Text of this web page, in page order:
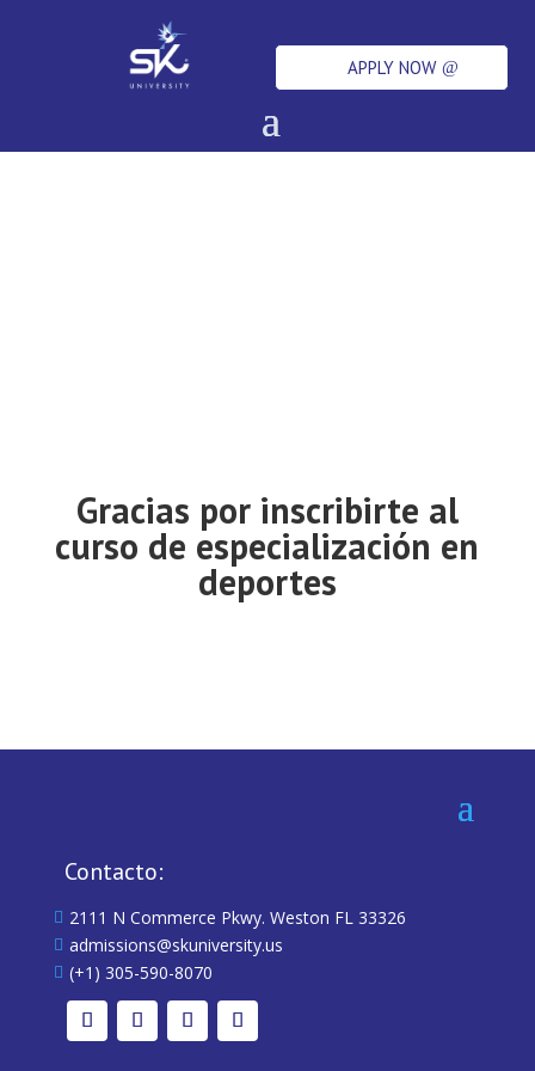
APPLY NOW
Gracias por inscribirte al
curso de especialización en
deportes
Contacto:
 2111 N Commerce Pkwy. Weston FL 33326
 admissions@skuniversity.us
 (+1) 305-590-8070